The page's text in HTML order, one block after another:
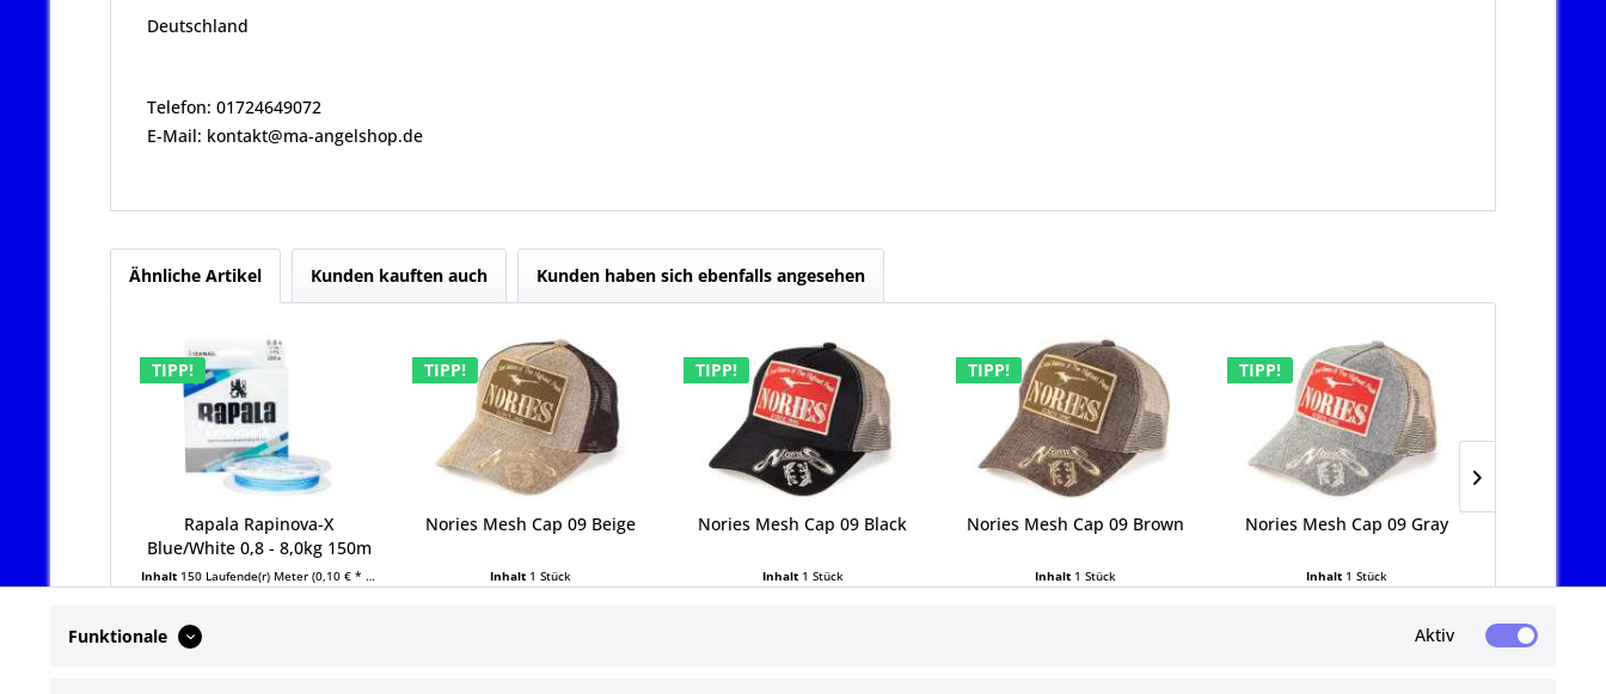
Deutschland
Telefon: 01724649072
E-Mail: kontakt@ma-angelshop.de
Ähnliche Artikel Kunden kauften auch Kunden haben sich ebenfalls angesehen
TIPP!
Rapala Rapinova-X
Blue/White 0,8 - 8,0kg 150m
Inhalt 150 Laufende(r) Meter (0,10 € * / 1 Laufende(r) Meter)
TIPP!
Nories Mesh Cap 09 Beige
Inhalt 1 Stück
TIPP!
Nories Mesh Cap 09 Black
Inhalt 1 Stück
TIPP!
Nories Mesh Cap 09 Brown
Inhalt 1 Stück
TIPP!
Nories Mesh Cap 09 Gray
Inhalt 1 Stück
Funktionale Aktiv